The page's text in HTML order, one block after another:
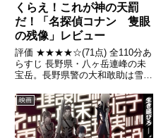
くらえ！これが神の天罰
だ！「名探偵コナン 隻眼
の残像」レビュー
評価 ★★★★☆(71点) 全110分あ
らすじ 長野県・八ヶ岳連峰の未
宝岳。長野県警の大和敢助は雪山
ったライフル弾が左眼をかすめ、
同時に起こった雪崩に巻き込まれ
て負傷してしまう。引用-
Wikipedia
映画